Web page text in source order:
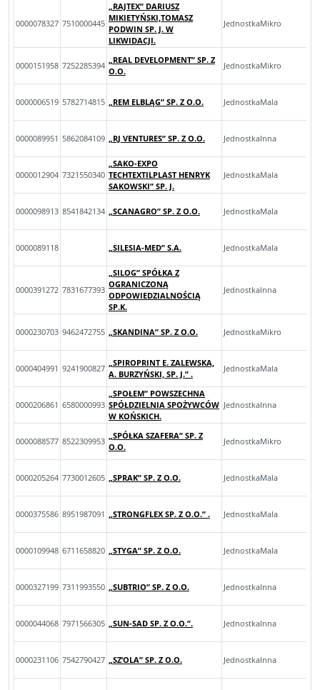
0000078327 7510000445
„RAJTEX” DARIUSZ
MIKIETYŃSKI,TOMASZ
PODWIN SP. J. W
LIKWIDACJI.
JednostkaMikro
0000151958 7252285394
„REAL DEVELOPMENT” SP. Z
O.O.
JednostkaMikro
0000006519 5782714815 „REM ELBLĄG” SP. Z O.O. JednostkaMala
0000089951 5862084109 „RJ VENTURES” SP. Z O.O. JednostkaInna
0000012904 7321550340
„SAKO-EXPO
TECHTEXTILPLAST HENRYK
SAKOWSKI” SP. J.
JednostkaMala
0000098913 8541842134 „SCANAGRO” SP. Z O.O. JednostkaMala
0000089118 „SILESIA-MED” S.A. JednostkaMala
0000391272 7831677393
„SILOG” SPÓŁKA Z
OGRANICZONĄ
ODPOWIEDZIALNOŚCIĄ
SP.K.
JednostkaInna
0000230703 9462472755 „SKANDINA” SP. Z O.O. JednostkaMikro
0000404991 9241900827
„SPIROPRINT E. ZALEWSKA,
A. BURZYŃSKI, SP. J.” .
JednostkaMala
0000206861 6580000993
„SPOŁEM” POWSZECHNA
SPÓŁDZIELNIA SPOŻYWCÓW
W KOŃSKICH.
JednostkaInna
0000088577 8522309953
„SPÓŁKA SZAFERA” SP. Z
O.O.
JednostkaMikro
0000205264 7730012605 „SPRAK” SP. Z O.O. JednostkaMala
0000375586 8951987091 „STRONGFLEX SP. Z O.O.” . JednostkaMala
0000109948 6711658820 „STYGA” SP. Z O.O. JednostkaMala
0000327199 7311993550 „SUBTRIO” SP. Z O.O. JednostkaInna
0000044068 7971566305 „SUN-SAD SP. Z O.O.”. JednostkaInna
0000231106 7542790427 „SZ’OLA” SP. Z O.O. JednostkaInna